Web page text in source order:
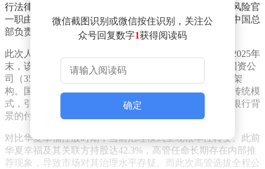
行法律合规部负责人张彩艳则将担任首席合规官；首席风险官
一职由具有外资银行背景的李扬担任，其曾在韩亚银行中国总
部负责资产保全与风险管理。
此次人事调整与廊坊银行股权结构变革密切相关。截至2025年
末，该行国有股东持股比例已达51.2%，形成以廊坊市国资公
司（35.78%）和河北建投集团（15.42%）为主导的股权架
构。国有资本入驻后，该行率先打破董事长兼任行长的传统模
式，引入中国银行体系出身的崔建涛担任董事长，建设银行背
景的付铁军拟任行长，管理层专业化程度显著提升。
对比华夏幸福控股时期，当前治理模式呈现根本性转变。此前
华夏幸福及其关联方持股达42.3%，高管任命长期存在内部推
荐现象，导致市场对其治理水平存疑。而此次高管选拔全程公
微信截图识别或微信按住识别，关注公
众号回复数字1获得阅读码
确定